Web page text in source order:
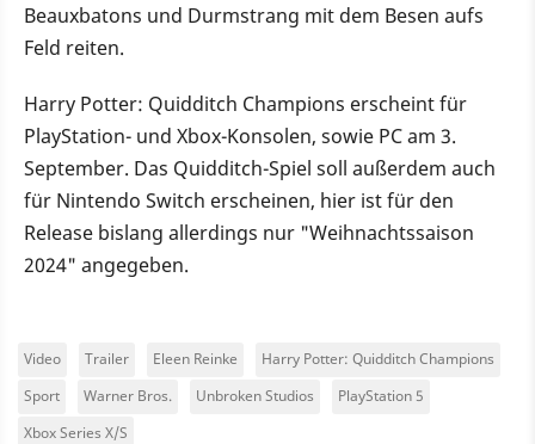
Beauxbatons und Durmstrang mit dem Besen aufs
Feld reiten.
Harry Potter: Quidditch Champions erscheint für
PlayStation- und Xbox-Konsolen, sowie PC am 3.
September. Das Quidditch-Spiel soll außerdem auch
für Nintendo Switch erscheinen, hier ist für den
Release bislang allerdings nur "Weihnachtssaison
2024" angegeben.
Video Trailer Eleen Reinke
Harry Potter: Quidditch Champions
Sport
Warner Bros. Unbroken Studios
PlayStation 5
Xbox Series X/S